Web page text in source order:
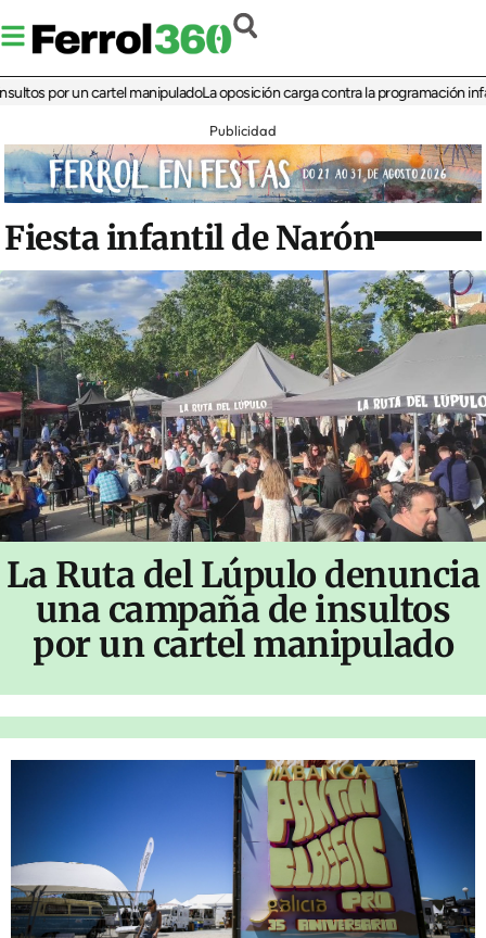
por un cartel manipuladoLa oposición carga contra la programación infantil
Publicidad
Fiesta infantil de Narón
La Ruta del Lúpulo denuncia
una campaña de insultos
por un cartel manipulado